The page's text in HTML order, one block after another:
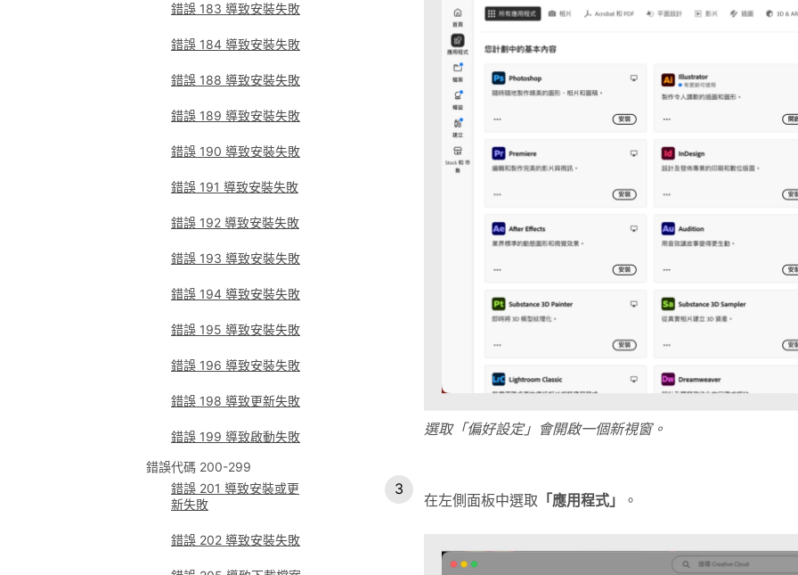
錯誤 183 導致安裝失敗
錯誤 184 導致安裝失敗
錯誤 188 導致安裝失敗
錯誤 189 導致安裝失敗
錯誤 190 導致安裝失敗
錯誤 191 導致安裝失敗
錯誤 192 導致安裝失敗
錯誤 193 導致安裝失敗
錯誤 194 導致安裝失敗
錯誤 195 導致安裝失敗
錯誤 196 導致安裝失敗
錯誤 198 導致更新失敗
錯誤 199 導致啟動失敗
錯誤代碼 200-299
錯誤 201 導致安裝或更
新失敗
錯誤 202 導致安裝失敗
選取「偏好設定」會開啟一個新視窗。
在左側面板中選取 「應用程式」 。